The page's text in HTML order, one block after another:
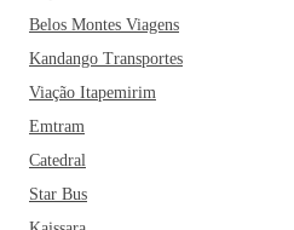
Belos Montes Viagens
Kandango Transportes
Viação Itapemirim
Emtram
Catedral
Star Bus